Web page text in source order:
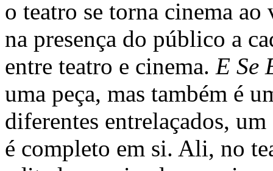
o teatro se torna cinema
na presença do público a
entre teatro e cinema. E Se
uma peça, mas também é
diferentes entrelaçados,
é completo em si. Ali, no